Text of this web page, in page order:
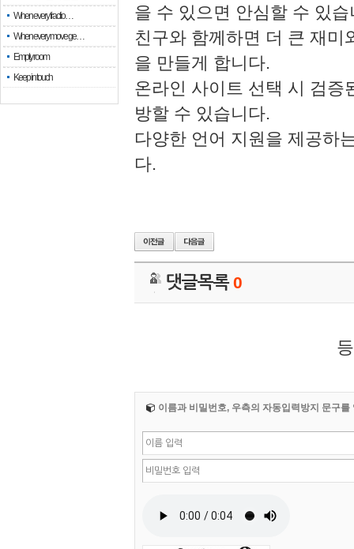
When every fractio…
When every move ge…
Empty room
Keep in touch
을 수 있으면 안심할 수 있
친구와 함께하면 더 큰 재미
을 만들게 합니다.
온라인 사이트 선택 시 검증
방할 수 있습니다.
다양한 언어 지원을 제공하
다.
댓글목록0
이름과 비밀번호, 우측의 자동입력방지 문구를